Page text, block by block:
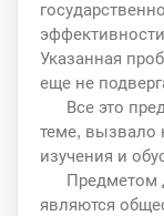
Указанная
еще не
Все это
теме, вызвало
изучения и
Предметом
являются